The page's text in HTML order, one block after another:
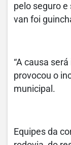
pelo seguro
van foi
“A causa
provocou o
municipal.
Equipes da